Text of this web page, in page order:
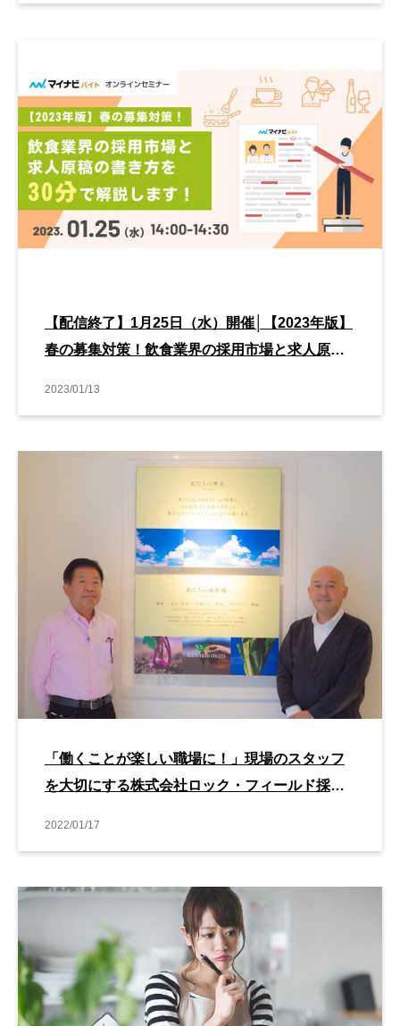
【配信終了】1月25日（水）開催│【2023年版】
春の募集対策！飲食業界の採用市場と求人原稿
2023/01/13
「働くことが楽しい職場に！」現場のスタッフ
を大切にする株式会社ロック・フィールド採用
2022/01/17